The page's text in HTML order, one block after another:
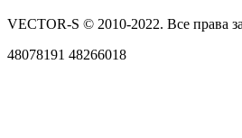
VECTOR-S © 2010-2022. Все права
48078191 48266018